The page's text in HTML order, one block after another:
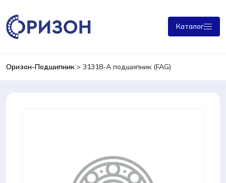
Каталог
Оризон-Подшипник> 31318-A подшипник (FAG)